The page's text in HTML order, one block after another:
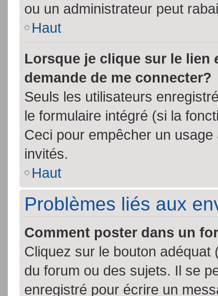
ou un administrateur peut
Haut
Lorsque je clique sur le lien
demande de me connecter?
Seuls les utilisateurs
le formulaire intégré (si la
Ceci pour empêcher un
invités.
Haut
Problèmes liés aux
Comment poster dans un
Cliquez sur le bouton
du forum ou des sujets. Il se
enregistré pour écrire un